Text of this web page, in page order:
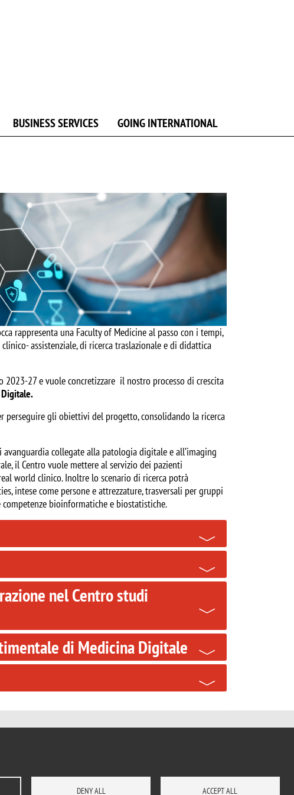
DENY ALL ACCEPT ALL
BUSINESS SERVICES GOING INTERNATIONAL
rappresenta una Faculty of Medicine al passo con i tempi,
assistenziale, di ricerca traslazionale e di didattica
2023-27 e vuole concretizzare il nostro processo di crescita
.
perseguire gli obiettivi del progetto, consolidando la ricerca
collegate alla patologia digitale e all’imaging
il Centro vuole mettere al servizio dei pazienti
world clinico. Inoltre lo scenario di ricerca potrà
intese come persone e attrezzature, trasversali per gruppi
bioinformatiche e biostatistiche.
nel Centro studi
di Medicina Digitale